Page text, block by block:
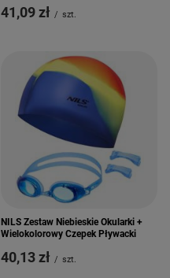
41,09 zł / szt.
NILS Zestaw Niebieskie Okularki +
Wielokolorowy Czepek Pływacki
40,13 zł / szt.